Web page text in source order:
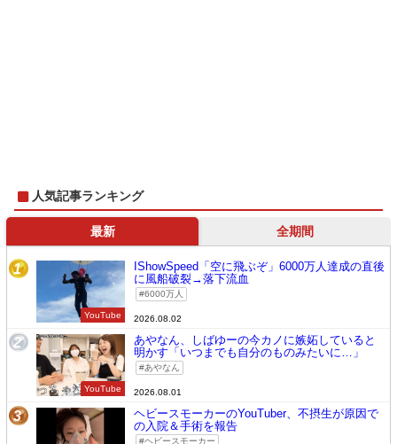
人気記事ランキング
最新 全期間
1
YouTube
IShowSpeed「空に飛ぶぞ」6000万人達成の直後
に風船破裂→落下流血
6000万人
2026.08.02
2
YouTube
あやなん、しばゆーの今カノに嫉妬していると
明かす「いつまでも自分のものみたいに…」
あやなん
2026.08.01
3
ヘビースモーカーのYouTuber、不摂生が原因で
の入院＆手術を報告
ヘビースモーカー